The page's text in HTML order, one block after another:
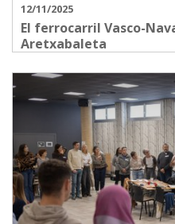
12/11/2025
El ferrocarril Vasco-
Aretxabaleta